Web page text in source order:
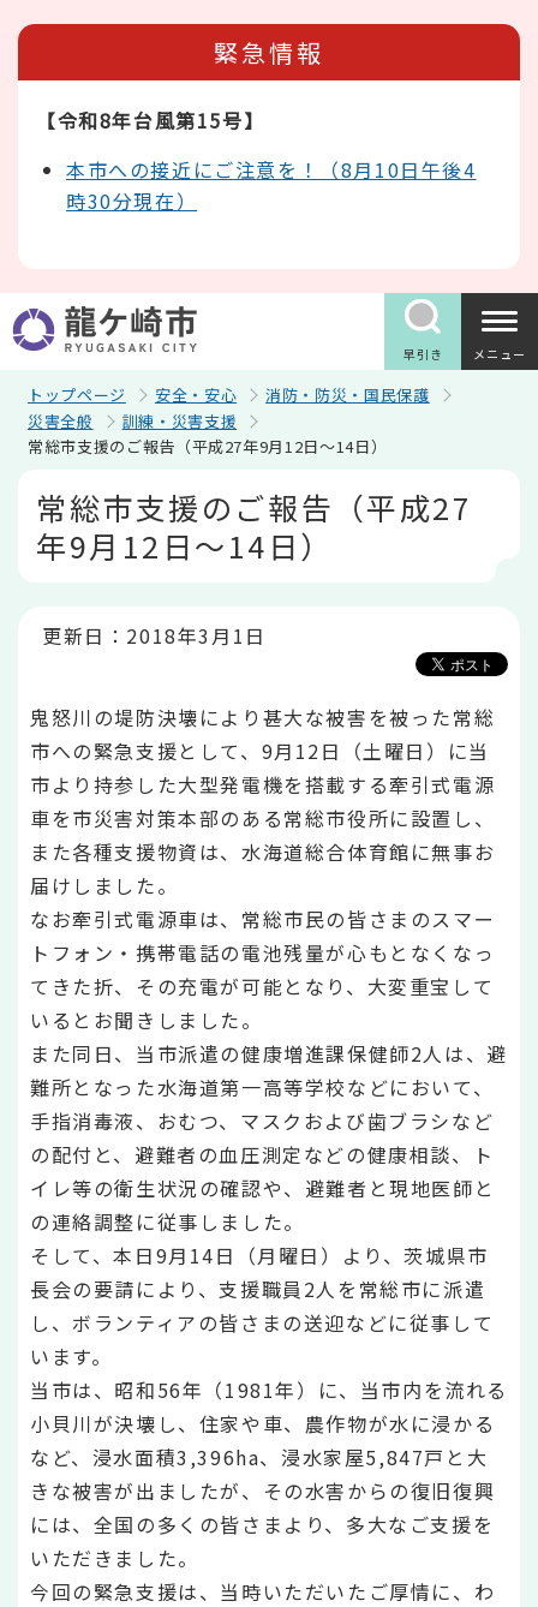
緊急情報
【令和8年台風第15号】
本市への接近にご注意を！（8月10日午後4
時30分現在）
早引き メニュー
トップページ 安全・安心
消防・防災・国民保護
災害全般
訓練・災害支援
常総市支援のご報告（平成27年9月12日～14日）
常総市支援のご報告（平成27
年9月12日～14日）
更新日：2018年3月1日
鬼怒川の堤防決壊により甚大な被害を被った常総
市への緊急支援として、9月12日（土曜日）に当
市より持参した大型発電機を搭載する牽引式電源
車を市災害対策本部のある常総市役所に設置し、
また各種支援物資は、水海道総合体育館に無事お
届けしました。
なお牽引式電源車は、常総市民の皆さまのスマー
トフォン・携帯電話の電池残量が心もとなくなっ
てきた折、その充電が可能となり、大変重宝して
いるとお聞きしました。
また同日、当市派遣の健康増進課保健師2人は、避
難所となった水海道第一高等学校などにおいて、
手指消毒液、おむつ、マスクおよび歯ブラシなど
の配付と、避難者の血圧測定などの健康相談、ト
イレ等の衛生状況の確認や、避難者と現地医師と
の連絡調整に従事しました。
そして、本日9月14日（月曜日）より、茨城県市
長会の要請により、支援職員2人を常総市に派遣
し、ボランティアの皆さまの送迎などに従事して
います。
当市は、昭和56年（1981年）に、当市内を流れる
小貝川が決壊し、住家や車、農作物が水に浸かる
など、浸水面積3,396ha、浸水家屋5,847戸と大
きな被害が出ましたが、その水害からの復旧復興
には、全国の多くの皆さまより、多大なご支援を
いただきました。
今回の緊急支援は、当時いただいたご厚情に、わ